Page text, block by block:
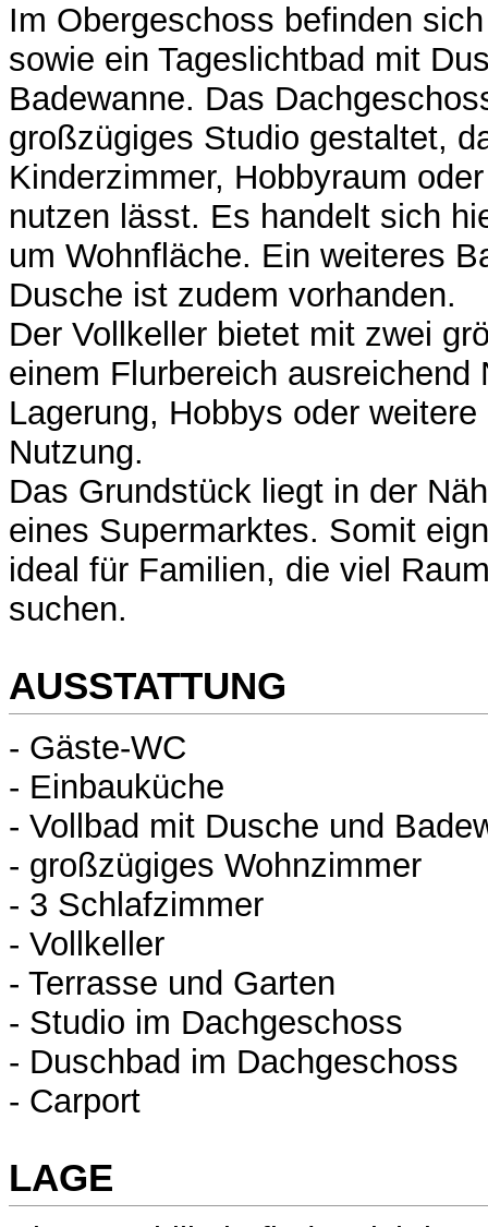
Im Obergeschoss befinden
sowie ein Tageslichtbad mit
Badewanne. Das
großzügiges Studio gestaltet,
Kinderzimmer, Hobbyraum
nutzen lässt. Es handelt sich
um Wohnfläche. Ein weiteres
Dusche ist zudem vorhanden.
Der Vollkeller bietet mit zwei
einem Flurbereich ausreichend
Lagerung, Hobbys oder
Nutzung.
Das Grundstück liegt in der
eines Supermarktes. Somit
ideal für Familien, die viel
suchen.
AUSSTATTUNG
- Gäste-WC
- Einbauküche
- Vollbad mit Dusche und
- großzügiges Wohnzimmer
- 3 Schlafzimmer
- Vollkeller
- Terrasse und Garten
- Studio im Dachgeschoss
- Duschbad im Dachgeschoss
- Carport
LAGE